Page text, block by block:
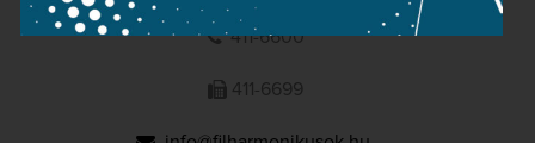
1095 Budapest, Komor Marcell u. 1. (Müpa)
411-6600
411-6699